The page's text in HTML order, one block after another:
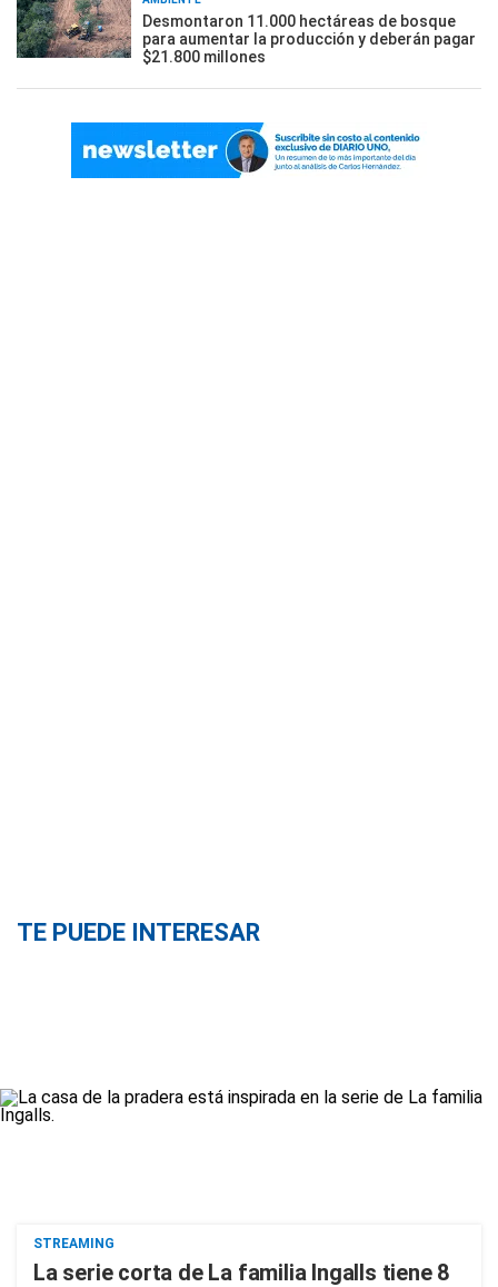
Desmontaron 11.000 hectáreas de bosque
para aumentar la producción y deberán pagar
$21.800 millones
TE PUEDE INTERESAR
STREAMING
La serie corta de La familia Ingalls tiene 8